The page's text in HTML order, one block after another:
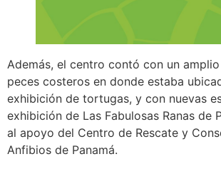
Además, el centro contó con un
peces costeros en donde estaba
exhibición de tortugas, y con nuevas
exhibición de Las Fabulosas Ranas de
al apoyo del Centro de Rescate y
Anfibios de Panamá.